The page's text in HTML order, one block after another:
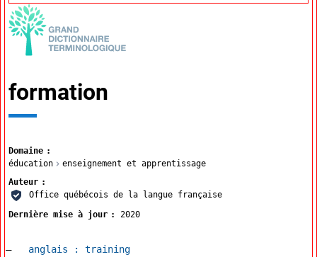
formation
Domaine
éducation
enseignement et apprentissage
Auteur
Office québécois de la langue française
Dernière mise à jour
2020
Accéder à la fiche en
anglais : training